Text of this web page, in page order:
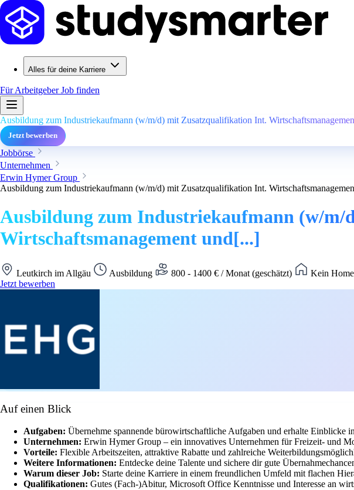
Alles für deine Karriere
Für ArbeitgeberJob finden
Ausbildung zum Industriekaufmann (w/m/d) mit Zusatzqualifikation Int.
Jetzt bewerben
Jobbörse
Unternehmen
Erwin Hymer Group
Ausbildung zum Industriekaufmann (w/m/d) mit Zusatzqualifikation Int.
Ausbildung zum Industriekaufmann (w/
Wirtschaftsmanagement und[...]
Leutkirch im Allgäu Ausbildung 800 - 1400 € / Monat (geschätzt)
Kein
Jetzt bewerben
Auf einen Blick
Aufgaben: Übernehme spannende bürowirtschaftliche Aufgaben und erhalte Einblicke
Unternehmen: Erwin Hymer Group – ein innovatives Unternehmen für Freizeit- und
Vorteile: Flexible Arbeitszeiten, attraktive Rabatte und zahlreiche
Weitere Informationen: Entdecke deine Talente und sichere dir gute
Warum dieser Job: Starte deine Karriere in einem freundlichen Umfeld mit flachen
Qualifikationen: Gutes (Fach-)Abitur, Microsoft Office Kenntnisse und Interesse an